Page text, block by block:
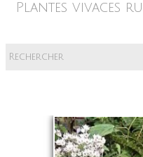
Plantes vivaces
La pépinière